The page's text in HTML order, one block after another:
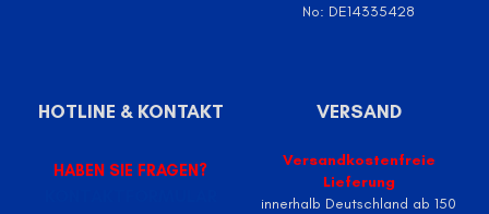
No: DE14335428
HOTLINE & KONTAKT
HABEN SIE FRAGEN?
VERSAND
Versandkostenfreie
Lieferung
innerhalb Deutschland ab 150